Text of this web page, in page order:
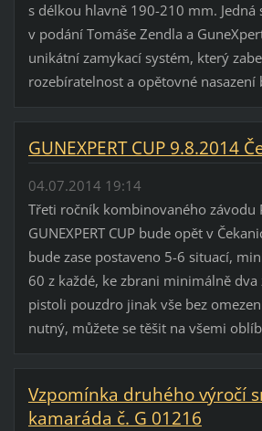
s délkou hlavně 190-210 mm. Jedná
v podání Tomáše Zendla a
unikátní zamykací systém, který
rozebíratelnost a opětovné nasazení
GUNEXPERT CUP 9.8.2014
04.07.2014 19:14
Třeti ročník kombinovaného závodu
GUNEXPERT CUP bude opět v
bude zase postaveno 5-6 situací,
60 z každé, ke zbrani minimálně dva
pistoli pouzdro jinak vše bez
nutný, můžete se těšit na všemi
Vzpomínka druhého výročí
kamaráda č. G 01216